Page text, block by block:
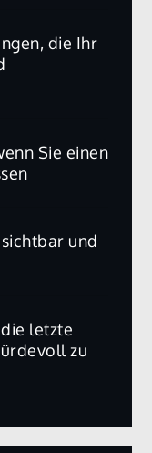
die Ihr
Sie einen
und
letzte
zu